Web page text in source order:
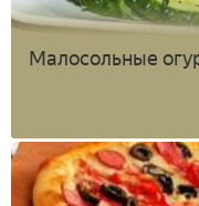
Малосольные